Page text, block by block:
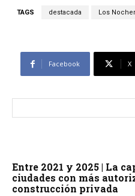
TAGS destacada Los
Facebook X
Entre 2021 y 2025 | La
ciudades con más
construcción privada